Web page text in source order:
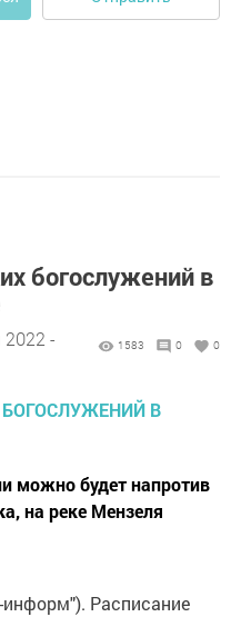
богослужений в
2022 -
1583 0 0
можно будет напротив
на реке Мензеля
Расписание